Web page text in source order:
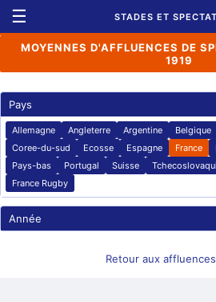
☰ STADES ET
MOYENNES D'AFFLUENCES DE
1919
Pays
Allemagne Angleterre Argentine Belgique
Coree-du-sud
Ecosse Espagne France
Pays-bas
Portugal Suisse
France Rugby
Année
Retour aux